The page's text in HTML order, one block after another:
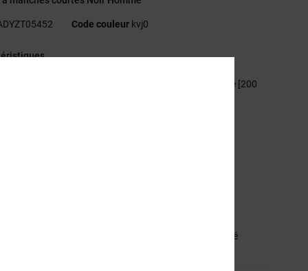
Code couleur kvj0
75% coton, 25% jersey de coton mélangé recyclé [200
[Matière principale] 75% coton, 25% coton recyclé